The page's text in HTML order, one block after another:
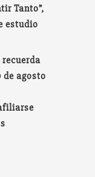
Tanto”,
estudio
de agosto